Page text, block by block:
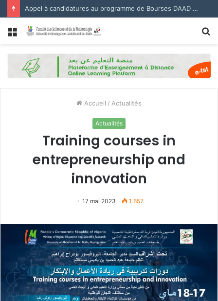
Appel à candidatures au programme de Bourses DAAD 2027.
Menu
Accueil / Actualités
Actualités
Training courses in
entrepreneurship and
innovation
17 mai 2023 1 657